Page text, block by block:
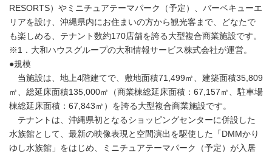
RESORTS）やミニチュアテーマパーク（予定）、バーベキューエ
リアを設け、沖縄県内にお住まいの方から観光客まで、どなたで
も楽しめる、テナント数約170店舗を誇る大型複合商業施設です。
※1．大和ハウスグループの大和情報サービス株式会社が運営。
●規模
当施設は、地上4階建てで、敷地面積71,499㎡、建築面積35,809
㎡、総延床面積135,000㎡（商業棟総延床面積：67,157㎡、駐車場
棟総延床面積：67,843㎡）を誇る大型複合商業施設です。
テナントは、沖縄県初となるショッピングセンターに併設した
水族館として、最新の映像表現と空間演出を駆使した「DMMかり
ゆし水族館」をはじめ、ミニチュアテーマパーク（予定）が入居